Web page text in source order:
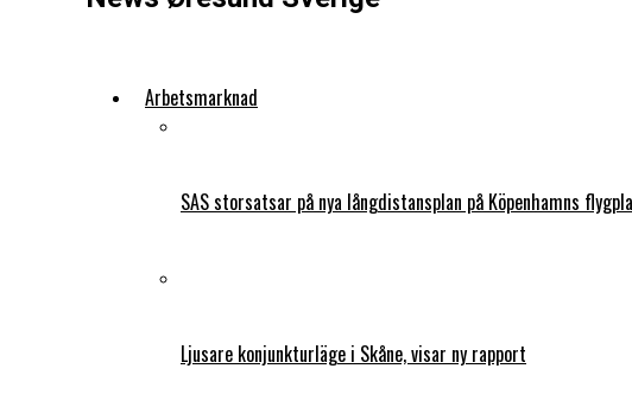
Arbetsmarknad
SAS storsatsar på nya långdistansplan på Köpenhamns
Ljusare konjunkturläge i Skåne, visar ny rapport